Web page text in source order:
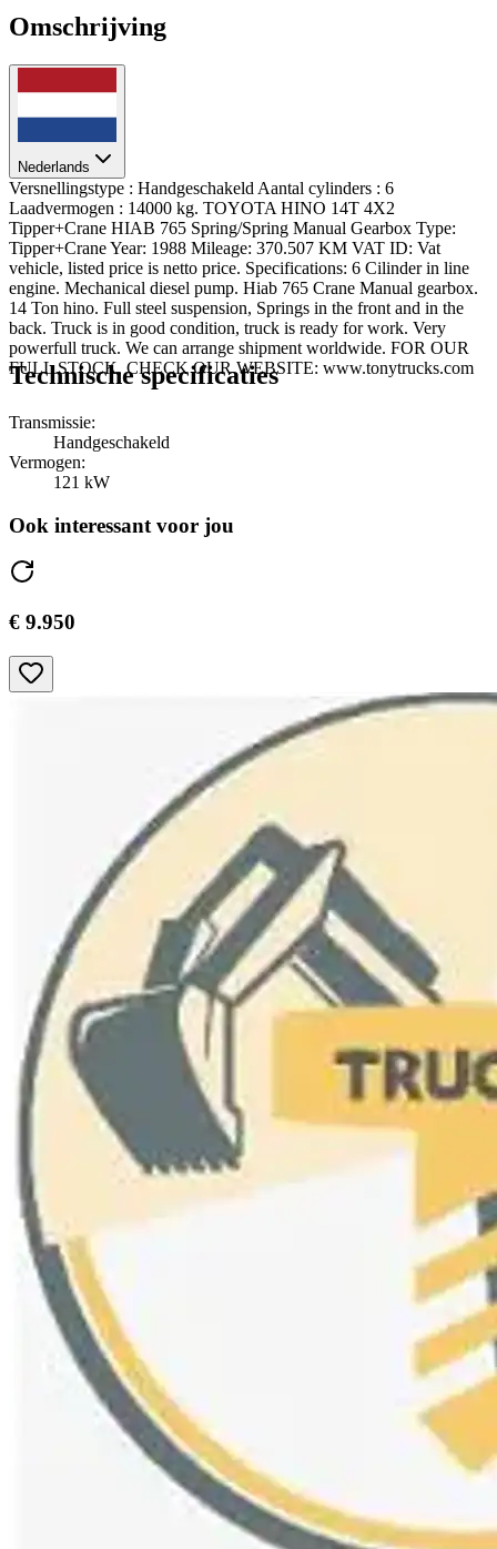
Omschrijving
Nederlands
Versnellingstype : Handgeschakeld Aantal cylinders : 6
Laadvermogen : 14000 kg. TOYOTA HINO 14T 4X2
Tipper+Crane HIAB 765 Spring/Spring Manual Gearbox Type:
Tipper+Crane Year: 1988 Mileage: 370.507 KM VAT ID: Vat
vehicle, listed price is netto price. Specifications: 6 Cilinder in line
engine. Mechanical diesel pump. Hiab 765 Crane Manual gearbox.
14 Ton hino. Full steel suspension, Springs in the front and in the
back. Truck is in good condition, truck is ready for work. Very
powerfull truck. We can arrange shipment worldwide. FOR OUR
FULL STOCK, CHECK OUR WEBSITE: www.tonytrucks.com
Technische specificaties
Transmissie:
Handgeschakeld
Vermogen:
121 kW
Ook interessant voor jou
€ 9.950